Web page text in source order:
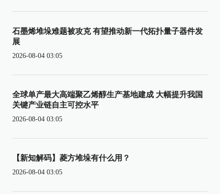
石墨烯堆垛难题被攻克 有望推动新一代拓扑量子器件发
展
2026-08-04 03:05
全球单产最大高端聚乙烯醇生产基地建成 大幅提升我国
关键产业链自主可控水平
2026-08-04 03:05
【新知解码】菱方堆垛有什么用？
2026-08-04 03:05